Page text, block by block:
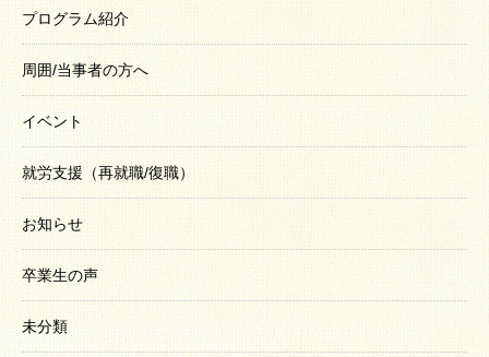
プログラム紹介
周囲/当事者の方へ
イベント
就労支援（再就職/復職）
お知らせ
卒業生の声
未分類